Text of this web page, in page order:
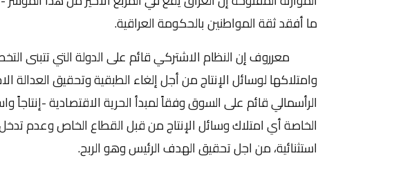
ما أفقد ثقة المواطنين بالحكومة العراقية.
معرروف إن النظام الاشتركي قائم على الدولة التي تتبنى
وامتلاكها لوسائل الإنتاج من أجل إلغاء الطبقية وتحقيق العدالة
الرأسمالي قائم على السوق وفقاً لمبدأ الحرية الاقتصادية -إنتاجاً
الخاصة أي امتلاك وسائل الإنتاج من قبل القطاع الخاص وعدم
استثنائية، من اجل تحقيق الهدف الرئيس وهو الربح.